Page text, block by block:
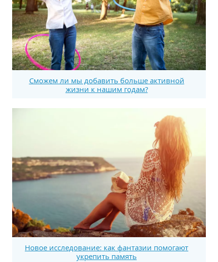
Сможем ли мы добавить больше активной
жизни к нашим годам?
Новое исследование: как фантазии помогают
укрепить память